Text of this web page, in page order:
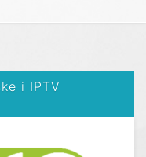
i IPTV